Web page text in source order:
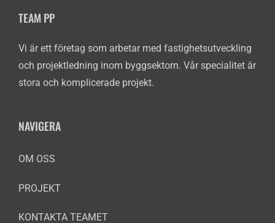
TEAM PP
Vi är ett företag som arbetar med fastighetsutveckling
och projektledning inom byggsektorn. Vår specialitet är
stora och komplicerade projekt.
NAVIGERA
OM OSS
PROJEKT
KONTAKTA TEAMET